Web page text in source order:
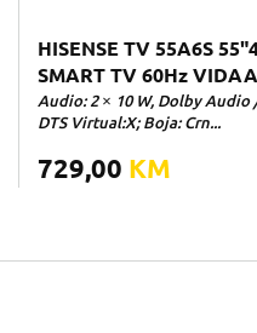
HISENSE TV 55A6S
SMART TV 60Hz
Audio: 2 × 10 W, Dolby Audio
DTS Virtual:X; Boja: Crn...
729,00 KM